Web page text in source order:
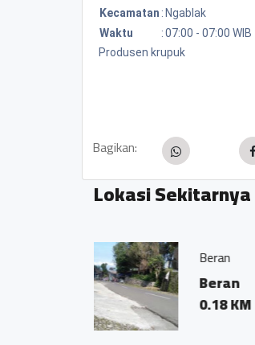
Kecamatan : Ngablak
Waktu
:07:00 - 07:00 WIB
Produsen krupuk
Bagikan:
Lokasi Sekitarnya